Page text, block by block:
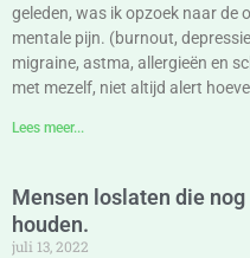
geleden, was ik opzoek naar de
mentale pijn. (burnout,
migraine, astma, allergieën en
met mezelf, niet altijd alert
Lees meer...
Mensen loslaten die
houden.
juli 13, 2022